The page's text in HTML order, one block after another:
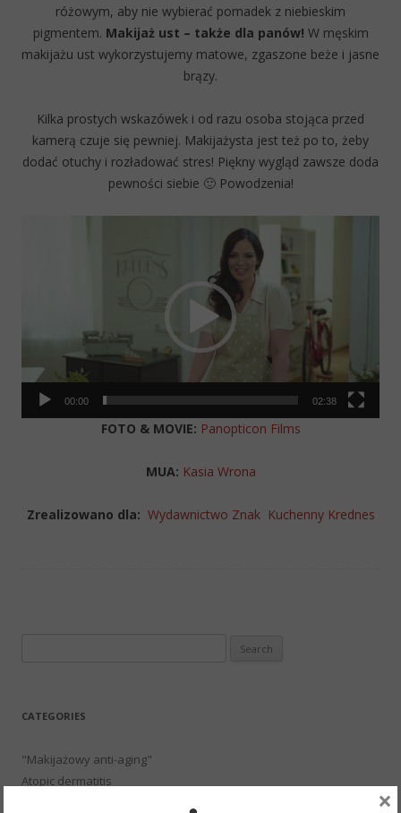
różowym, aby nie wybierać pomadek z niebieskim
pigmentem. Makijaż ust – także dla panów! W męskim
makijażu ust wykorzystujemy matowe, zgaszone beże i jasne
brązy.
Kilka prostych wskazówek i od razu osoba stojąca przed
kamerą czuje się pewniej. Makijażysta jest też po to, żeby
dodać otuchy i rozładować stres! Piękny wygląd zawsze doda
pewności siebie 🙂 Powodzenia!
00:00 02:38
FOTO & MOVIE: Panopticon Films
MUA: Kasia Wrona
Zrealizowano dla: Wydawnictwo Znak Kuchenny Krednes
CATEGORIES
"Makijażowy anti-aging"
Atopic dermatitis
×